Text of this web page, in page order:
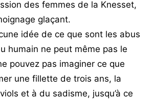
des femmes de la Knesset,
glaçant.
idée de ce que sont les abus
humain ne peut même pas le
pouvez pas imaginer ce que
une fillette de trois ans, la
et à du sadisme, jusqu’à ce